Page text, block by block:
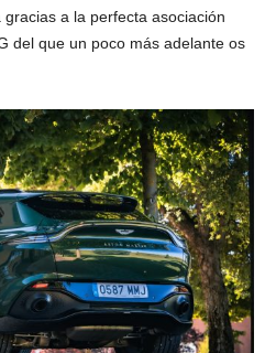
a la perfecta asociación
del que un poco más adelante os